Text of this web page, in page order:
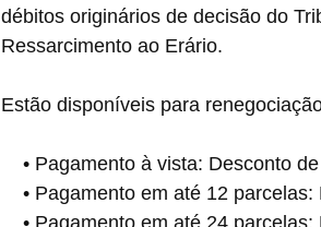
débitos originários de decisão do
Ressarcimento ao Erário.
Estão disponíveis para
• Pagamento à vista: Desconto
• Pagamento em até 12